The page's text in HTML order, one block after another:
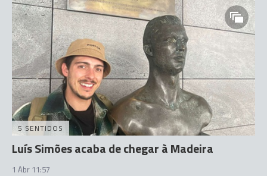
5 SENTIDOS
Luís Simões acaba de chegar à Madeira
1 Abr 11:57